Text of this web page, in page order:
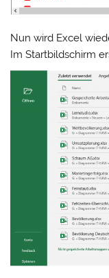
Nun wird Excel
Im Startbildschirm